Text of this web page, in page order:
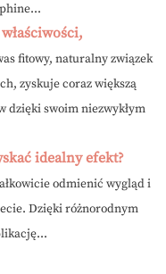
fitowy, naturalny związek
zyskuje coraz większą
dzięki swoim niezwykłym
idealny efekt?
odmienić wygląd i
Dzięki różnorodnym